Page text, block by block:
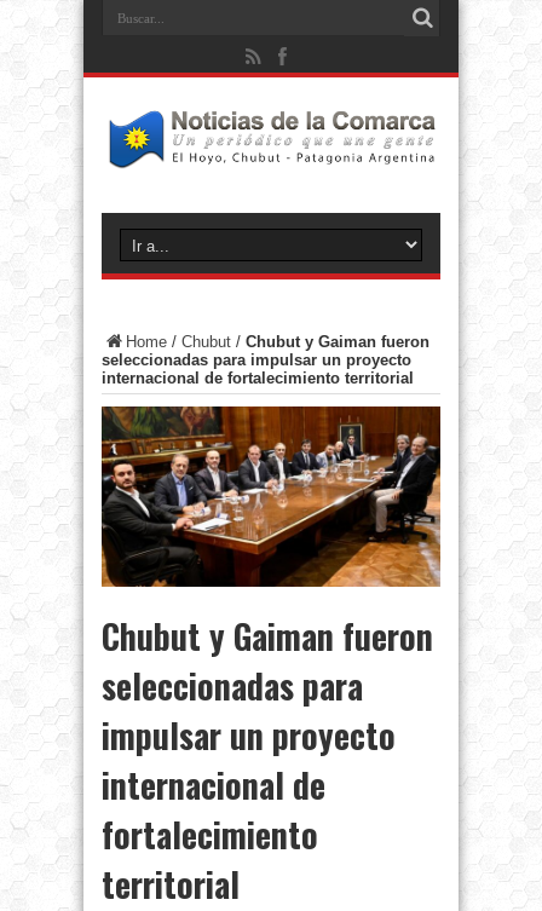
Home / Chubut / Chubut y Gaiman fueron
seleccionadas para impulsar un proyecto
internacional de fortalecimiento territorial
Chubut y Gaiman fueron
seleccionadas para
impulsar un proyecto
internacional de
fortalecimiento
territorial